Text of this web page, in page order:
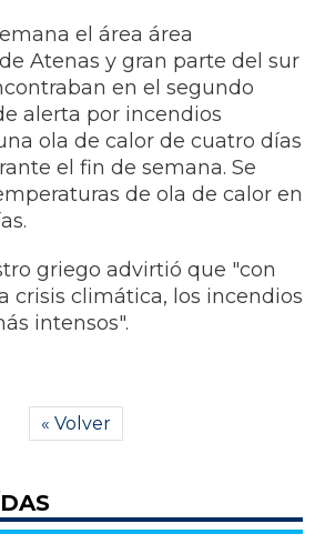
el área área
Atenas y gran parte del sur
en el segundo
alerta por incendios
ola de calor de cuatro días
el fin de semana. Se
de ola de calor en
griego advirtió que "con
crisis climática, los incendios
intensos".
« Volver